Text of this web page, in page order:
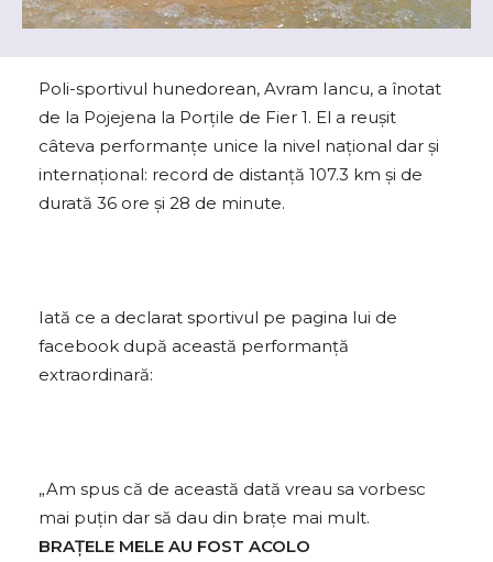
Poli-sportivul hunedorean, Avram Iancu, a înotat
de la Pojejena la Porțile de Fier 1. El a reușit
câteva performanțe unice la nivel național dar și
internațional: record de distanță 107.3 km și de
durată 36 ore și 28 de minute.
Iată ce a declarat sportivul pe pagina lui de
facebook după această performanță
extraordinară:
„Am spus că de această dată vreau sa vorbesc
mai puțin dar să dau din brațe mai mult.
BRAȚELE MELE AU FOST ACOLO